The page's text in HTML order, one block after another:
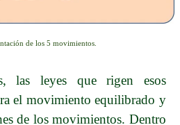
de los 5 movimientos.
las leyes que rigen esos
el movimiento equilibrado y
de los movimientos. Dentro